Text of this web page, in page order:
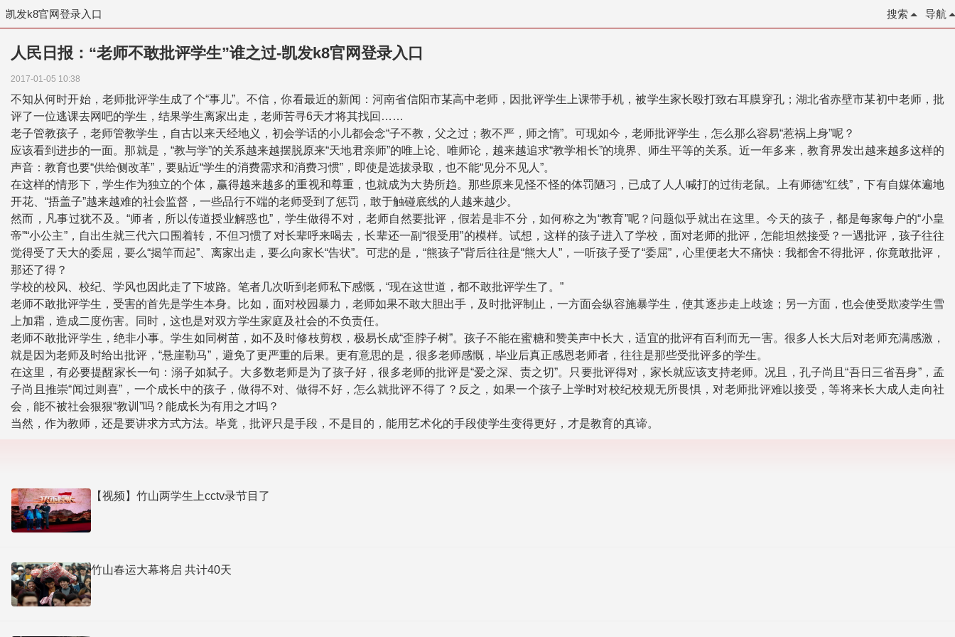
凯发k8官网登录入口 导航
搜索
人民日报：“老师不敢批评学生”谁之过-凯发k8官网登录入口
2017-01-05 10:38
不知从何时开始，老师批评学生成了个“事儿”。不信，你看最近的新闻：河南省信阳市某高中老师，因批评学生上课带手机，被学生家长殴打致右耳膜穿孔；湖北省赤壁市某初中老师，批
评了一位逃课去网吧的学生，结果学生离家出走，老师苦寻6天才将其找回……
老子管教孩子，老师管教学生，自古以来天经地义，初会学话的小儿都会念“子不教，父之过；教不严，师之惰”。可现如今，老师批评学生，怎么那么容易“惹祸上身”呢？
应该看到进步的一面。那就是，“教与学”的关系越来越摆脱原来“天地君亲师”的唯上论、唯师论，越来越追求“教学相长”的境界、师生平等的关系。近一年多来，教育界发出越来越多这样的
声音：教育也要“供给侧改革”，要贴近“学生的消费需求和消费习惯”，即使是选拔录取，也不能“见分不见人”。
在这样的情形下，学生作为独立的个体，赢得越来越多的重视和尊重，也就成为大势所趋。那些原来见怪不怪的体罚陋习，已成了人人喊打的过街老鼠。上有师德“红线”，下有自媒体遍地
开花、“捂盖子”越来越难的社会监督，一些品行不端的老师受到了惩罚，敢于触碰底线的人越来越少。
然而，凡事过犹不及。“师者，所以传道授业解惑也”，学生做得不对，老师自然要批评，假若是非不分，如何称之为“教育”呢？问题似乎就出在这里。今天的孩子，都是每家每户的“小皇
帝”“小公主”，自出生就三代六口围着转，不但习惯了对长辈呼来喝去，长辈还一副“很受用”的模样。试想，这样的孩子进入了学校，面对老师的批评，怎能坦然接受？一遇批评，孩子往往
觉得受了天大的委屈，要么“揭竿而起”、离家出走，要么向家长“告状”。可悲的是，“熊孩子”背后往往是“熊大人”，一听孩子受了“委屈”，心里便老大不痛快：我都舍不得批评，你竟敢批评，
那还了得？
学校的校风、校纪、学风也因此走了下坡路。笔者几次听到老师私下感慨，“现在这世道，都不敢批评学生了。”
老师不敢批评学生，受害的首先是学生本身。比如，面对校园暴力，老师如果不敢大胆出手，及时批评制止，一方面会纵容施暴学生，使其逐步走上歧途；另一方面，也会使受欺凌学生雪
上加霜，造成二度伤害。同时，这也是对双方学生家庭及社会的不负责任。
老师不敢批评学生，绝非小事。学生如同树苗，如不及时修枝剪杈，极易长成“歪脖子树”。孩子不能在蜜糖和赞美声中长大，适宜的批评有百利而无一害。很多人长大后对老师充满感激，
就是因为老师及时给出批评，“悬崖勒马”，避免了更严重的后果。更有意思的是，很多老师感慨，毕业后真正感恩老师者，往往是那些受批评多的学生。
在这里，有必要提醒家长一句：溺子如弑子。大多数老师是为了孩子好，很多老师的批评是“爱之深、责之切”。只要批评得对，家长就应该支持老师。况且，孔子尚且“吾日三省吾身”，孟
子尚且推崇“闻过则喜”，一个成长中的孩子，做得不对、做得不好，怎么就批评不得了？反之，如果一个孩子上学时对校纪校规无所畏惧，对老师批评难以接受，等将来长大成人走向社
会，能不被社会狠狠“教训”吗？能成长为有用之才吗？
当然，作为教师，还是要讲求方式方法。毕竟，批评只是手段，不是目的，能用艺术化的手段使学生变得更好，才是教育的真谛。
【视频】竹山两学生上cctv录节目了
竹山春运大幕将启 共计40天